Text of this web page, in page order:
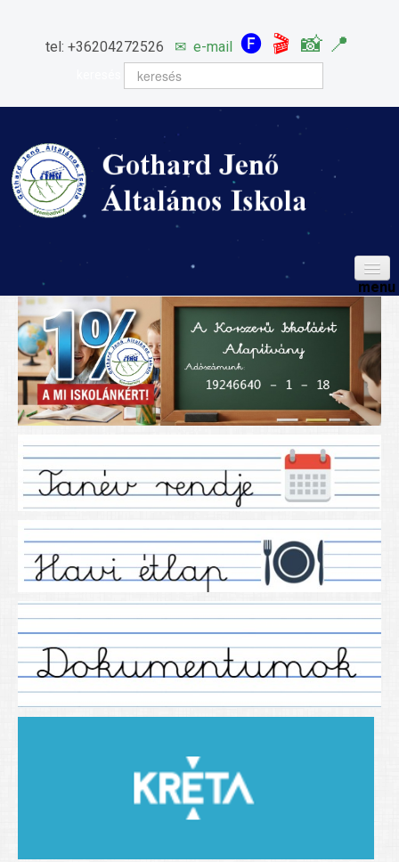
tel: +36204272526 ✉ e-mail 🅕 🎬 📸 📍
HÍREINK
ISKOLÁNK
Igazgatói köszöntő
Iskolánkról
Tanáraink
Tanéveink
Régebbi tanéveink
2021/2022 tanév
2013/2014. tanév
2014/2015. tanév
2015/2016. tanév
2016/2017 tanév
2018/2019 tanév
2019/2020-as tanév